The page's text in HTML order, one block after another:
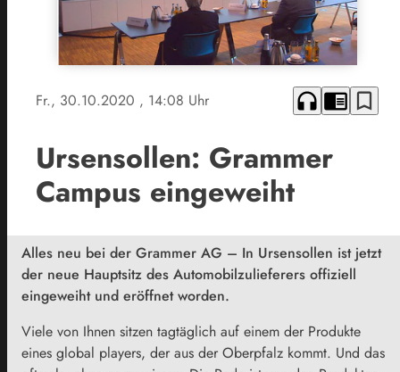
Fr., 30.10.2020 , 14:08 Uhr headphones chrome_reader_mode bookmark_border
Ursensollen: Grammer
Campus eingeweiht
Alles neu bei der Grammer AG – In Ursensollen ist jetzt
der neue Hauptsitz des Automobilzulieferers offiziell
eingeweiht und eröffnet worden.
Viele von Ihnen sitzen tagtäglich auf einem der Produkte
eines global players, der aus der Oberpfalz kommt. Und das